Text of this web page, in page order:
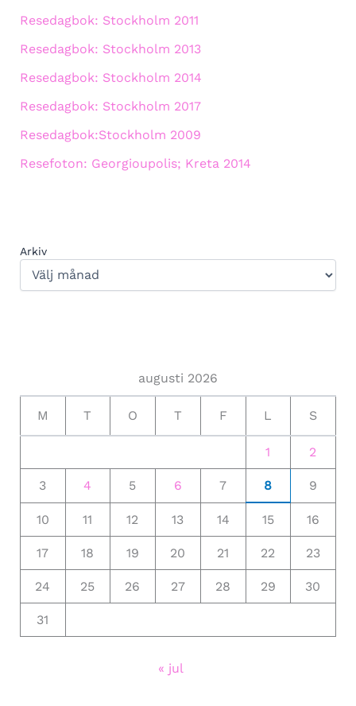
Resedagbok: Stockholm 2011
Resedagbok: Stockholm 2013
Resedagbok: Stockholm 2014
Resedagbok: Stockholm 2017
Resedagbok:Stockholm 2009
Resefoton: Georgioupolis; Kreta 2014
Arkiv
augusti 2026
M T O T F L S
1 2
3 4 5 6 7 8 9
10 11 12 13 14 15 16
17 18 19 20 21 22 23
24 25 26 27 28 29 30
31
« jul